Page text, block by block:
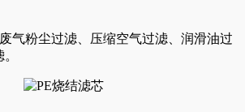
气粉尘过滤、压缩空气过滤、润滑油过